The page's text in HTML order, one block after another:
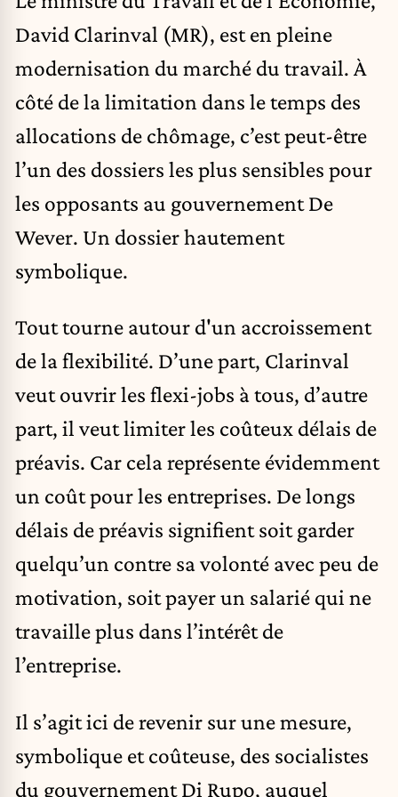
David Clarinval (MR), est en pleine
modernisation du marché du travail. À
côté de la limitation dans le temps des
allocations de chômage, c’est peut-être
l’un des dossiers les plus sensibles pour
les opposants au gouvernement De
Wever. Un dossier hautement
symbolique.
Tout tourne autour d'un accroissement
de la flexibilité. D’une part, Clarinval
veut ouvrir les flexi-jobs à tous, d’autre
part, il veut limiter les coûteux délais de
préavis. Car cela représente évidemment
un coût pour les entreprises. De longs
délais de préavis signifient soit garder
quelqu’un contre sa volonté avec peu de
motivation, soit payer un salarié qui ne
travaille plus dans l’intérêt de
l’entreprise.
Il s’agit ici de revenir sur une mesure,
symbolique et coûteuse, des socialistes
du gouvernement Di Rupo, auquel